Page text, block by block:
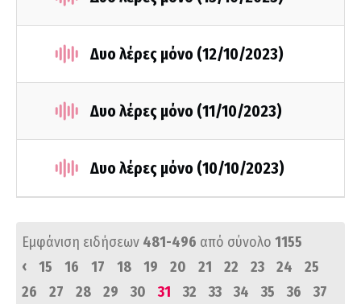
Δυο λέρες μόνο (12/10/2023)
Δυο λέρες μόνο (11/10/2023)
Δυο λέρες μόνο (10/10/2023)
Εμφάνιση ειδήσεων 481-496 από σύνολο 1155
‹
15 16 17 18 19 20 21 22 23 24
25
26
27 28 29 30 31 32 33 34 35 36
37